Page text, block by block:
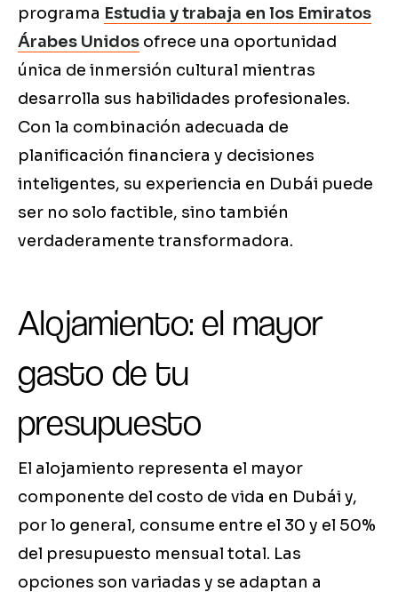
programa Estudia y trabaja en los Emiratos
Árabes Unidos ofrece una oportunidad
única de inmersión cultural mientras
desarrolla sus habilidades profesionales.
Con la combinación adecuada de
planificación financiera y decisiones
inteligentes, su experiencia en Dubái puede
ser no solo factible, sino también
verdaderamente transformadora.
Alojamiento: el mayor
gasto de tu
presupuesto
El alojamiento representa el mayor
componente del costo de vida en Dubái y,
por lo general, consume entre el 30 y el 50%
del presupuesto mensual total. Las
opciones son variadas y se adaptan a